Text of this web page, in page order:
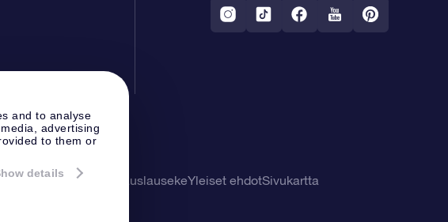
and to analyse
advertising
to them or
detailsja vastuuvapauslausekeYleiset ehdotSivukartta